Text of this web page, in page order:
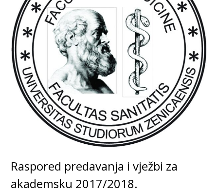
Raspored predavanja i vježbi za
akademsku 2017/2018.